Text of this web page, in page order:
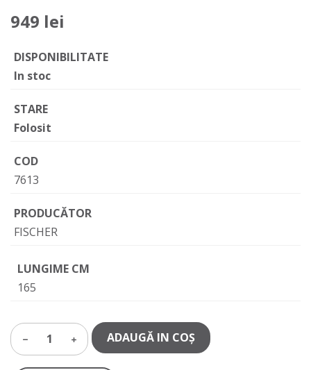
949 lei
DISPONIBILITATE
In stoc
STARE
Folosit
COD
7613
PRODUCĂTOR
FISCHER
LUNGIME CM
165
1 ADAUGĂ IN COŞ